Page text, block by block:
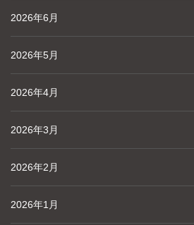
2026年6月
2026年5月
2026年4月
2026年3月
2026年2月
2026年1月